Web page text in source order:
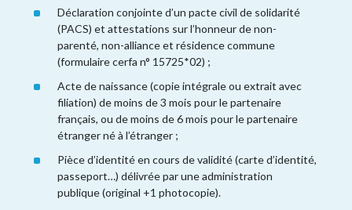
Déclaration conjointe d’un pacte civil de solidarité
(PACS) et attestations sur l’honneur de non-
parenté, non-alliance et résidence commune
(formulaire cerfa n° 15725*02) ;
Acte de naissance (copie intégrale ou extrait avec
filiation) de moins de 3 mois pour le partenaire
français, ou de moins de 6 mois pour le partenaire
étranger né à l’étranger ;
Pièce d’identité en cours de validité (carte d’identité,
passeport…) délivrée par une administration
publique (original +1 photocopie).